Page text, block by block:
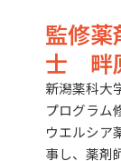
監修薬
士 畔
新潟薬科大
プログラム
ウエルシア
事し、薬剤